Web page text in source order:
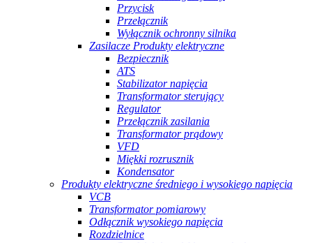
Przycisk
Przełącznik
Wyłącznik ochronny silnika
Zasilacze Produkty elektryczne
Bezpiecznik
ATS
Stabilizator napięcia
Transformator sterujący
Regulator
Przełącznik zasilania
Transformator prądowy
VFD
Miękki rozrusznik
Kondensator
Produkty elektryczne średniego i wysokiego napięcia
VCB
Transformator pomiarowy
Odłącznik wysokiego napięcia
Rozdzielnice